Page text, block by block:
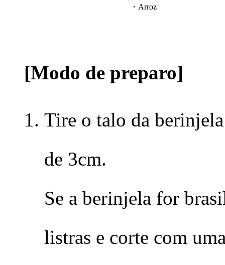
・Arroz
[Modo de preparo]
Tire o talo da
de 3cm.
Se a berinjela for
listras e corte com